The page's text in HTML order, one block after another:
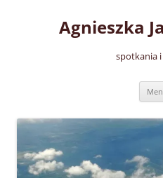
Agnieszka
spotkania